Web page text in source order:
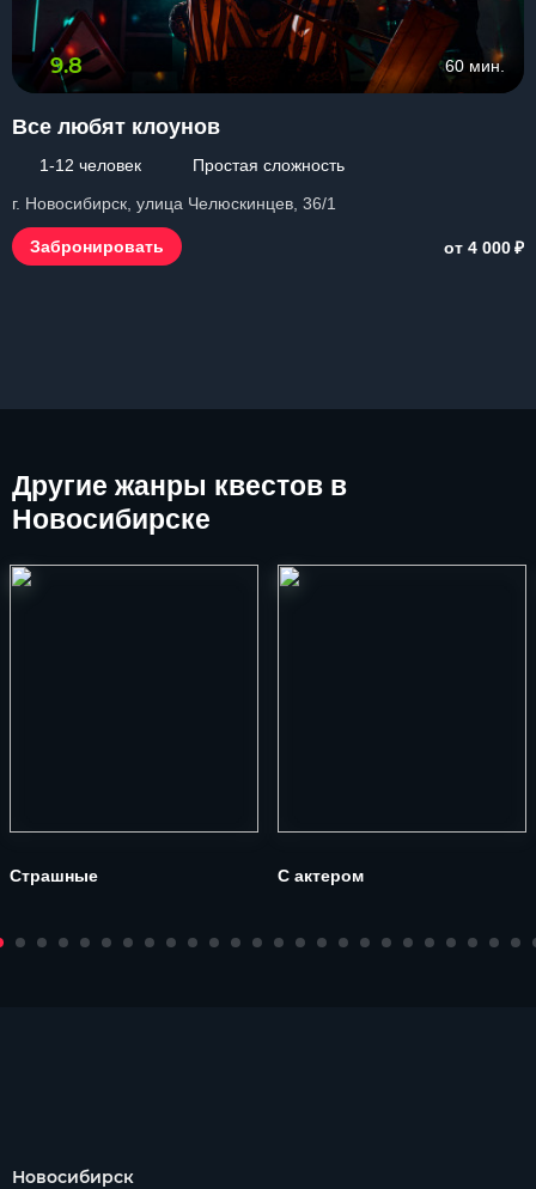
9.8 60 мин.
Все любят клоунов
1-12 человек
Простая сложность
г. Новосибирск, улица Челюскинцев, 36/1
Забронировать от 4 000₽
Другие жанры квестов в
Новосибирске
Страшные С актером
Новосибирск